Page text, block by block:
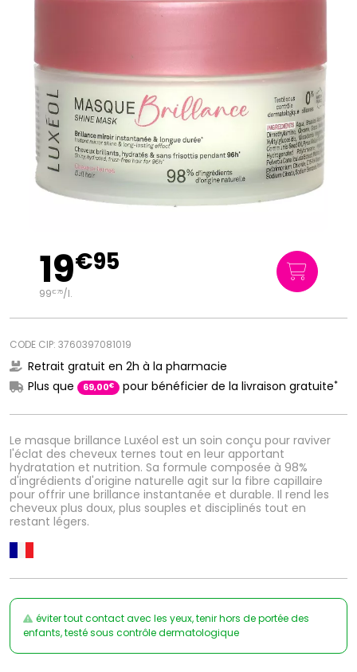
Le masque brillance Luxéol est un soin conçu pour raviver
l'éclat des cheveux ternes tout en leur apportant
hydratation et nutrition. Sa formule composée à 98%
d'ingrédients d'origine naturelle agit sur la fibre capillaire
pour offrir une brillance instantanée et durable. Il rend les
cheveux plus doux, plus souples et disciplinés tout en
restant légers.
19€95
99€75/l.
CODE CIP: 3760397081019
Retrait gratuit en 2h à la pharmacie
Plus que
69,00€ pour bénéficier de la livraison gratuite*
éviter tout contact avec les yeux, tenir hors de portée des
enfants, testé sous contrôle dermatologique